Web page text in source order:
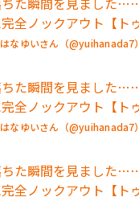
はなゆいさん（@yuihanada7）
はなゆいさん（@yuihanada7）